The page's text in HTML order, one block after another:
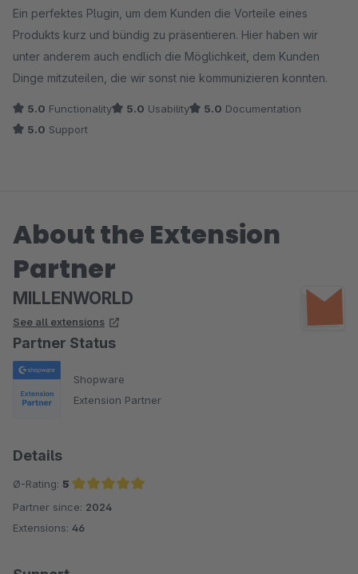
Ein perfektes Plugin, um dem Kunden die Vorteile eines
Produkts kurz und bündig zu präsentieren. Hier haben wir
unter anderem auch endlich die Möglichkeit, dem Kunden
Dinge mitzuteilen, die wir sonst nie kommunizieren konnten.
5.0 Functionality 5.0 Usability 5.0 Documentation
5.0 Support
About the Extension
Partner
MILLENWORLD
See all extensions
Partner Status
Shopware
Extension Partner
Details
Ø-Rating: 5
Average rating of 5 out of 5 stars
Partner since: 2024
Extensions: 46